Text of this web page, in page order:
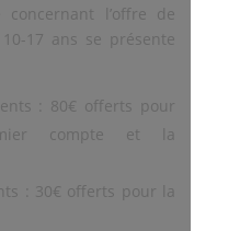
l’offre de
17 ans se présente
: 80€ offerts pour
compte et la
: 30€ offerts pour la